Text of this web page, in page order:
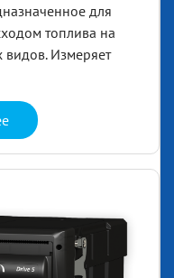
для
топлива на
видов. Измеряет